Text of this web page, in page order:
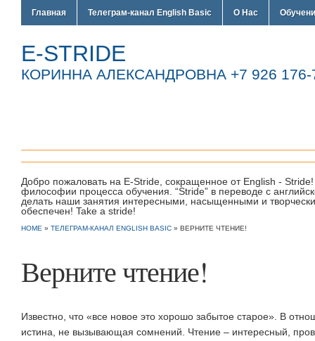
Главная Телеграм-канал English Basic О Нас
E-STRIDE
КОРИННА АЛЕКСАНДРОВНА +7 926
Добро пожаловать на E-Stride, сокращенное от English -
философии процесса обучения. “Stride” в переводе с
делать наши занятия интересными, насыщенными и
обеспечен! Take a stride!
HOME » ТЕЛЕГРАМ-КАНАЛ ENGLISH BASIC » ВЕРНИТЕ ЧТЕНИЕ!
Верните чтение!
Известно, что «все новое это хорошо забытое старое». В
истина, не вызывающая сомнений. Чтение – интересный,